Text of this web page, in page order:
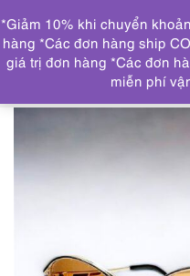
Trang chủ KÍNH MẮT
YVES SAINT LAURENT
*Giảm 10% khi chuyển
hàng *Các đơn hàng ship
giá trị đơn hàng *Các đơn
miễn phí